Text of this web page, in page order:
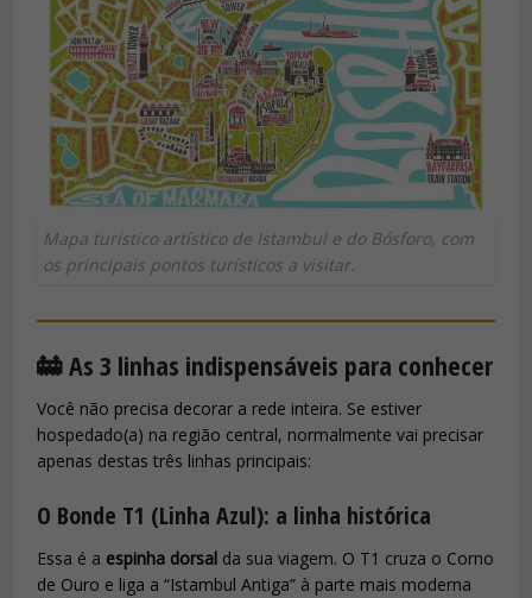
Mapa turístico artístico de Istambul e do Bósforo, com
os principais pontos turísticos a visitar.
🚋 As 3 linhas indispensáveis para conhecer
Você não precisa decorar a rede inteira. Se estiver
hospedado(a) na região central, normalmente vai precisar
apenas destas três linhas principais:
O Bonde T1 (Linha Azul): a linha histórica
Essa é a espinha dorsal da sua viagem. O T1 cruza o Corno
de Ouro e liga a “Istambul Antiga” à parte mais moderna